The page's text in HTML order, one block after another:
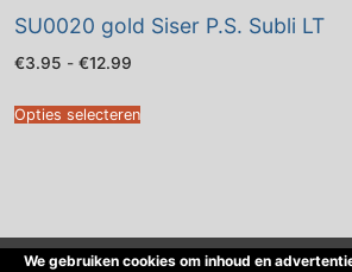
SU0020 gold Siser P.S. Subli LT
€3.95 - €12.99
€12.99
Opties selecteren
We gebruiken cookies om inhoud en